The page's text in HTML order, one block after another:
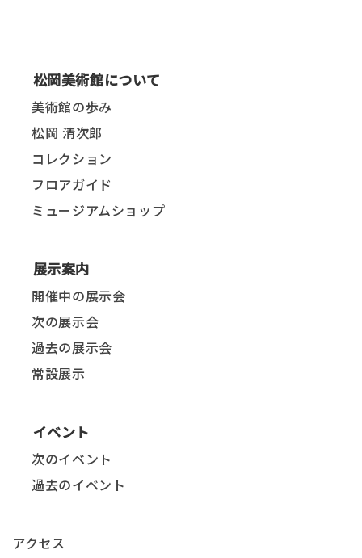
松岡美術館について
美術館の歩み
松岡 清次郎
コレクション
フロアガイド
ミュージアムショップ
展示案内
開催中の展示会
次の展示会
過去の展示会
常設展示
イベント
次のイベント
過去のイベント
アクセス